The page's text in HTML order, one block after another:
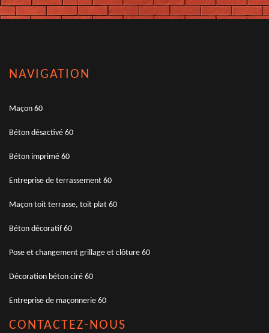
NAVIGATION
Maçon 60
Béton désactivé 60
Béton imprimé 60
Entreprise de terrassement 60
Maçon toit terrasse, toit plat 60
Béton décoratif 60
Pose et changement grillage et clôture 60
Décoration béton ciré 60
Entreprise de maçonnerie 60
CONTACTEZ-NOUS